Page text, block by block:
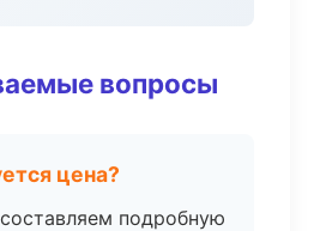
вопросы
цена?
подробную